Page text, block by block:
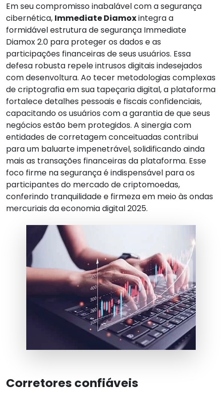
Em seu compromisso inabalável com a segurança
cibernética, Immediate Diamoxintegra a
formidável estrutura de segurança Immediate
Diamox 2.0 para proteger os dados e as
participações financeiras de seus usuários. Essa
defesa robusta repele intrusos digitais indesejados
com desenvoltura. Ao tecer metodologias complexas
de criptografia em sua tapeçaria digital, a plataforma
fortalece detalhes pessoais e fiscais confidenciais,
capacitando os usuários com a garantia de que seus
negócios estão bem protegidos. A sinergia com
entidades de corretagem conceituadas contribui
para um baluarte impenetrável, solidificando ainda
mais as transações financeiras da plataforma. Esse
foco firme na segurança é indispensável para os
participantes do mercado de criptomoedas,
conferindo tranquilidade e firmeza em meio às ondas
mercuriais da economia digital 2025.
Corretores confiáveis